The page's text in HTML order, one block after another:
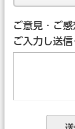
ご意見・ご
ご入力し送信